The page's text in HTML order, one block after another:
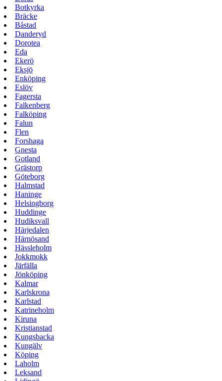
Botkyrka
Bräcke
Båstad
Danderyd
Dorotea
Eda
Ekerö
Eksjö
Enköping
Eslöv
Fagersta
Falkenberg
Falköping
Falun
Flen
Forshaga
Gnesta
Gotland
Grästorp
Göteborg
Halmstad
Haninge
Helsingborg
Huddinge
Hudiksvall
Härjedalen
Härnösand
Hässleholm
Jokkmokk
Järfälla
Jönköping
Kalmar
Karlskrona
Karlstad
Katrineholm
Kiruna
Kristianstad
Kungsbacka
Kungälv
Köping
Laholm
Leksand